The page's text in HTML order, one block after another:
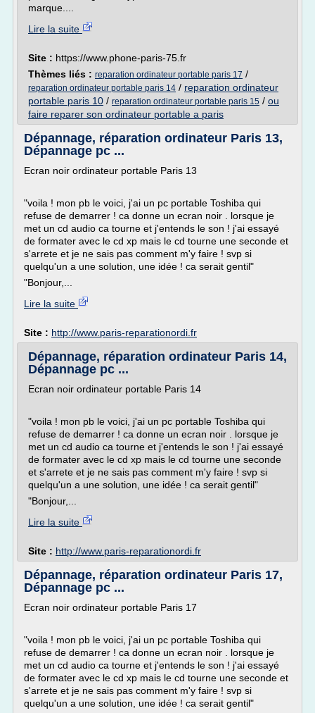
marque....
Lire la suite
Site : https://www.phone-paris-75.fr
Thèmes liés : reparation ordinateur portable paris 17 /
reparation ordinateur portable paris 14 / reparation ordinateur
portable paris 10 / reparation ordinateur portable paris 15 / ou
faire reparer son ordinateur portable a paris
Dépannage, réparation ordinateur Paris 13,
Dépannage pc ...
Ecran noir ordinateur portable Paris 13
"voila ! mon pb le voici, j'ai un pc portable Toshiba qui
refuse de demarrer ! ca donne un ecran noir . lorsque je
met un cd audio ca tourne et j'entends le son ! j'ai essayé
de formater avec le cd xp mais le cd tourne une seconde et
s'arrete et je ne sais pas comment m'y faire ! svp si
quelqu'un a une solution, une idée ! ca serait gentil"
"Bonjour,...
Lire la suite
Site : http://www.paris-reparationordi.fr
Dépannage, réparation ordinateur Paris 14,
Dépannage pc ...
Ecran noir ordinateur portable Paris 14
"voila ! mon pb le voici, j'ai un pc portable Toshiba qui
refuse de demarrer ! ca donne un ecran noir . lorsque je
met un cd audio ca tourne et j'entends le son ! j'ai essayé
de formater avec le cd xp mais le cd tourne une seconde
et s'arrete et je ne sais pas comment m'y faire ! svp si
quelqu'un a une solution, une idée ! ca serait gentil"
"Bonjour,...
Lire la suite
Site : http://www.paris-reparationordi.fr
Dépannage, réparation ordinateur Paris 17,
Dépannage pc ...
Ecran noir ordinateur portable Paris 17
"voila ! mon pb le voici, j'ai un pc portable Toshiba qui
refuse de demarrer ! ca donne un ecran noir . lorsque je
met un cd audio ca tourne et j'entends le son ! j'ai essayé
de formater avec le cd xp mais le cd tourne une seconde et
s'arrete et je ne sais pas comment m'y faire ! svp si
quelqu'un a une solution, une idée ! ca serait gentil"